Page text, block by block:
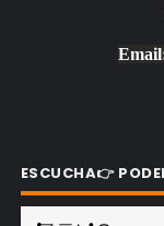
ESCUCHA👉